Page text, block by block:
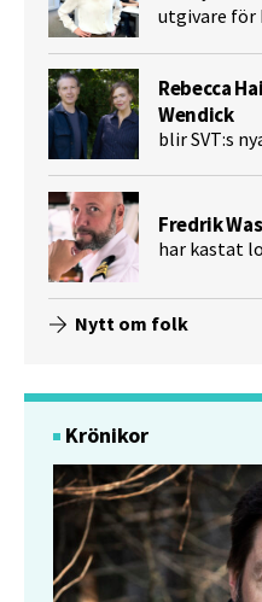
utgivare för
Rebecca
Wendick
blir SVT:s
Fredrik
har kastat
Nytt om folk
Krönikor